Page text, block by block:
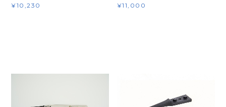
¥10,230
¥11,000